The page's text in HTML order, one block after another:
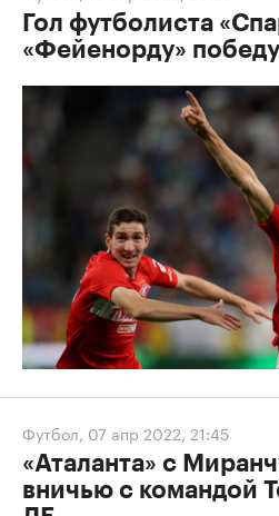
Гол футболиста
«Фейенорду»
Футбол, 07 апр 2022, 21:45
«Аталанта» с
вничью с командой